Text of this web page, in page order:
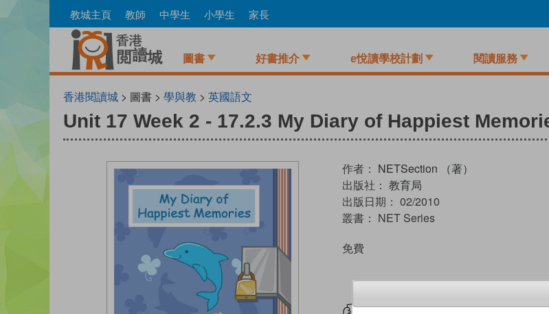
to
教城主頁 教師 中學生 小學生 家長
圖書 好書推介 e悅讀學校計劃 閱讀服務
香港閱讀城 > 圖書 > 學與教 > 英國語文
Unit 17 Week 2 - 17.2.3 My Diary of Happiest
作者： NETSection （著）
出版社： 教育局
出版日期： 02/2010
叢書： NET Series
免費